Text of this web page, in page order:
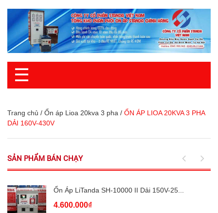
☰
Trang chủ / Ổn áp Lioa 20kva 3 pha / ỔN ÁP LIOA 20KVA 3 PHA
DẢI 160V-430V
SẢN PHẨM BÁN CHẠY
Ổn Áp LiTanda SH-10000 II Dải 150V-25...
4.600.000₫